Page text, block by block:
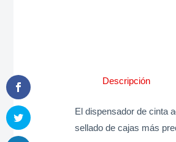
Descripción
El dispensador de cinta
sellado de cajas más